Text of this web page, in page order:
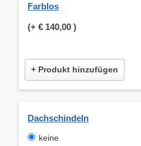
Farblos
(+ € 140,00 )
+ Produkt hinzufügen
Dachschindeln
keine